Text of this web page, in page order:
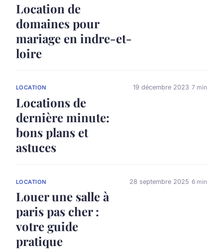
Location de
domaines pour
mariage en indre-et-
loire
LOCATION
Locations de
dernière minute:
bons plans et
astuces
19 décembre 2023 7 min
LOCATION
Louer une salle à
paris pas cher :
votre guide
pratique
28 septembre 2025 6 min